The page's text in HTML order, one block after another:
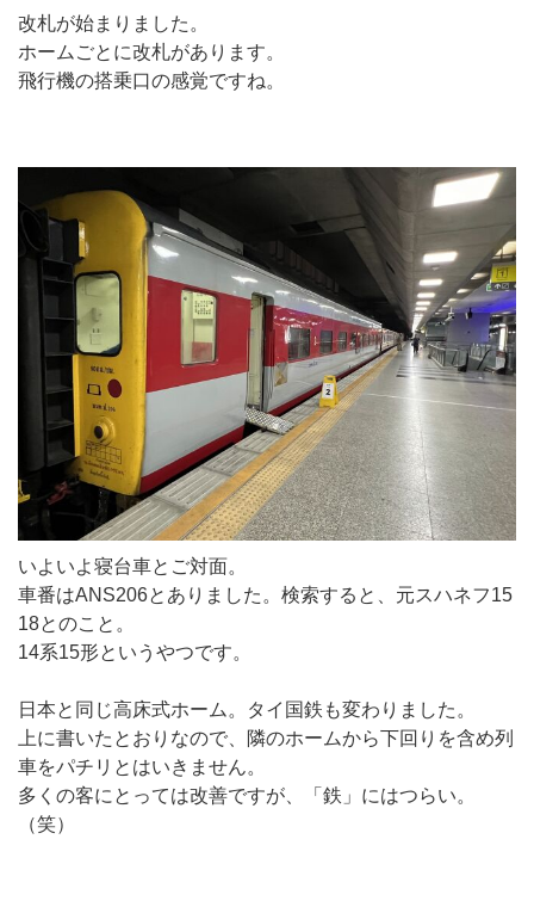
改札が始まりました。
ホームごとに改札があります。
飛行機の搭乗口の感覚ですね。
いよいよ寝台車とご対面。
車番はANS206とありました。検索すると、元スハネフ15
18とのこと。
14系15形というやつです。
日本と同じ高床式ホーム。タイ国鉄も変わりました。
上に書いたとおりなので、隣のホームから下回りを含め列
車をパチリとはいきません。
多くの客にとっては改善ですが、「鉄」にはつらい。
（笑）